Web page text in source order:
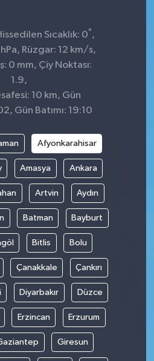
Sıcaklık: 0° ,
hPa, Rüzgar: 12 km/s,
0 mm, Çiy Noktası:
1.9,
10 km, Gün
Gün Batımı: 19:10
Afyonkarahisar
Amasya Ankara
Artvin Aydın
Batman Bayburt
Bitlis Bolu
Çanakkale Çankırı
Diyarbakır Düzce
Erzincan Erzurum
Giresun